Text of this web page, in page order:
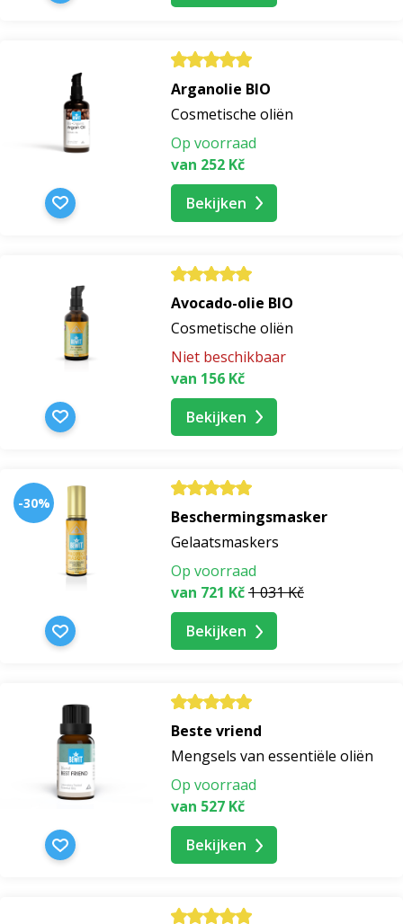
Arganolie BIO
Cosmetische oliën
Op voorraad
van 252 Kč
Bekijken
Avocado-olie BIO
Cosmetische oliën
Niet beschikbaar
van 156 Kč
Bekijken
-30%
Beschermingsmasker
Gelaatsmaskers
Op voorraad
van 721 Kč1 031 Kč
Bekijken
Beste vriend
Mengsels van essentiële oliën
Op voorraad
van 527 Kč
Bekijken